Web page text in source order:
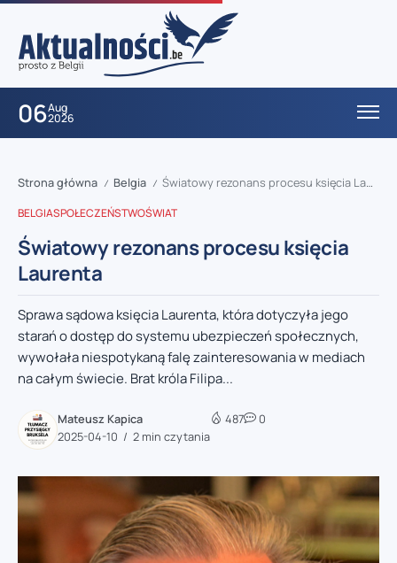
06Aug
2026
Strona główna / Belgia / Światowy rezonans procesu księcia Laurenta
BELGIASPOŁECZEŃSTWOŚWIAT
Światowy rezonans procesu księcia
Laurenta
Sprawa sądowa księcia Laurenta, która dotyczyła jego
starań o dostęp do systemu ubezpieczeń społecznych,
wywołała niespotykaną falę zainteresowania w mediach
na całym świecie. Brat króla Filipa...
Mateusz Kapica
2025-04-10
2 min czytania
487 0